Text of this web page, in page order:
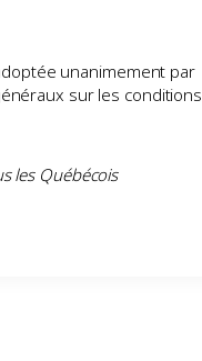
unanimement par
sur les conditions
les Québécois